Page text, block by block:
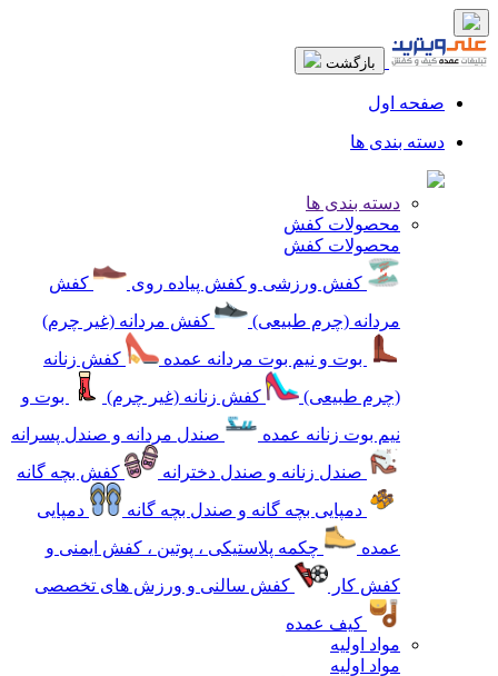
بازگشت
صفحه اول
دسته بندی ها
دسته بندی ها
محصولات کفش
محصولات کفش
کفش ورزشی و کفش پیاده روی
کفش
مردانه (چرم طبیعی)
کفش مردانه (غیر چرم)
بوت و نیم بوت مردانه عمده
کفش زنانه
(چرم طبیعی)
کفش زنانه (غیر چرم)
بوت و
نیم بوت زنانه عمده
صندل مردانه و صندل پسرانه
صندل زنانه و صندل دخترانه
کفش بچه گانه
دمپایی بچه گانه و صندل بچه گانه
دمپایی
عمده
چکمه پلاستیکی ، پوتین ، کفش ایمنی و
کفش کار
کفش سالنی و ورزش های تخصصی
کیف عمده
مواد اولیه
مواد اولیه